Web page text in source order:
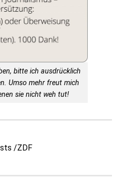
bitte ich ausdrücklich
Umso mehr freut mich
sie nicht weh tut!
/ZDF